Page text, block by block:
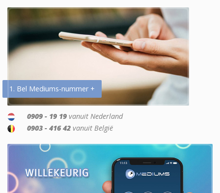
1. Bel Mediums-nummer +
0909 - 19 19 vanuit Nederland
0903 - 416 42 vanuit België